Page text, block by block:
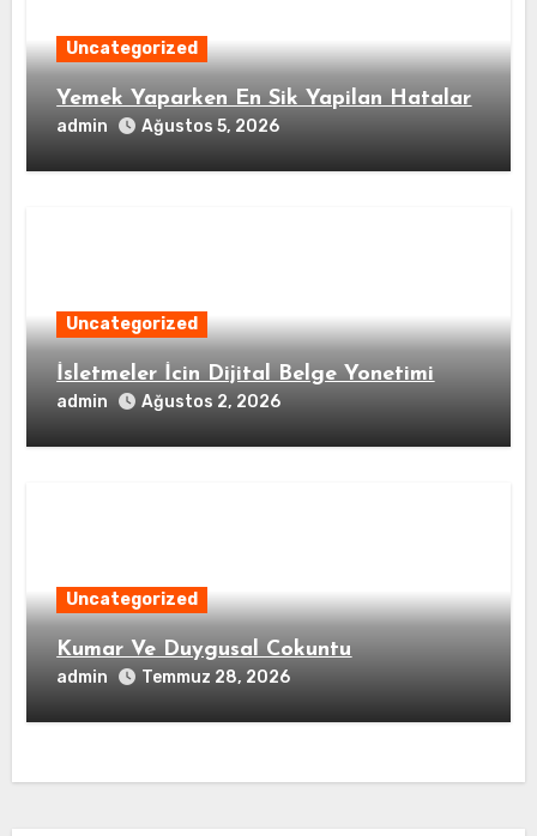
Uncategorized
Yemek Yaparken En Sik Yapilan Hatalar
admin Ağustos 5, 2026
Uncategorized
İsletmeler İcin Dijital Belge Yonetimi
admin Ağustos 2, 2026
Uncategorized
Kumar Ve Duygusal Cokuntu
admin Temmuz 28, 2026